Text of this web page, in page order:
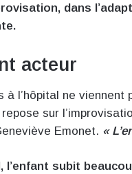
dans
acteur
à l’hôpital ne
sur
Emonet. «
l’enfant subit